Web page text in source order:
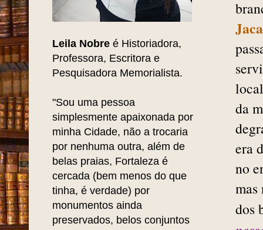
da
era
no
dos
Leila Nobre é Historiadora,
Professora, Escritora e
Pesquisadora Memorialista.
"Sou uma pessoa
simplesmente apaixonada por
minha Cidade, não a trocaria
por nenhuma outra, além de
belas praias, Fortaleza é
cercada (bem menos do que
tinha, é verdade) por
monumentos ainda
preservados, belos conjuntos